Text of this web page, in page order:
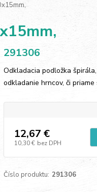
291306
Odkladacia podložka
odkladanie hrncov, či priame
12,67 €
10,30 € bez DPH
Číslo produktu: 291306